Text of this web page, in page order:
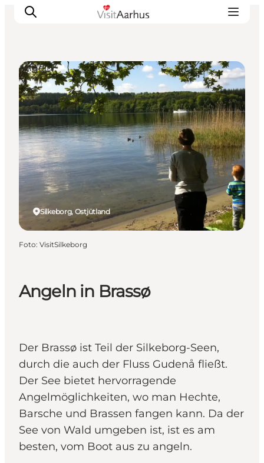
Sehen und erleben
Veranstaltungen
Städte und Regionen
Reiseplanung
Transport
Angeln in Brassø
Der Brassø ist Teil der Silkeborg-Seen,
durch die auch der Fluss Gudenå fließt.
Der See bietet hervorragende
Angelmöglichkeiten, wo man Hechte,
Barsche und Brassen fangen kann. Da der
See von Wald umgeben ist, ist es am
besten, vom Boot aus zu angeln.
Silkeborg, Ostjütland
Angeln
Foto: VisitSilkeborg